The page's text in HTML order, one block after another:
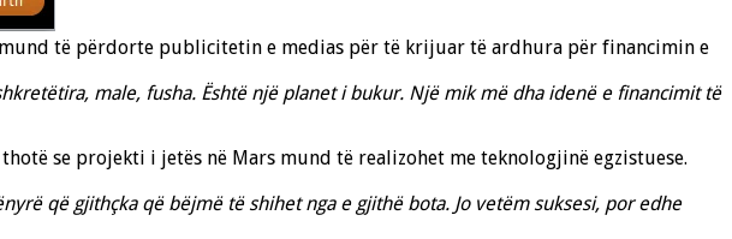
të përdorte publicitetin e medias për të krijuar të ardhura për financimin e
male, fusha. Është një planet i bukur. Një mik më dha idenë e financimit të
se projekti i jetës në Mars mund të realizohet me teknologjinë egzistuese.
që gjithçka që bëjmë të shihet nga e gjithë bota. Jo vetëm suksesi, por edhe